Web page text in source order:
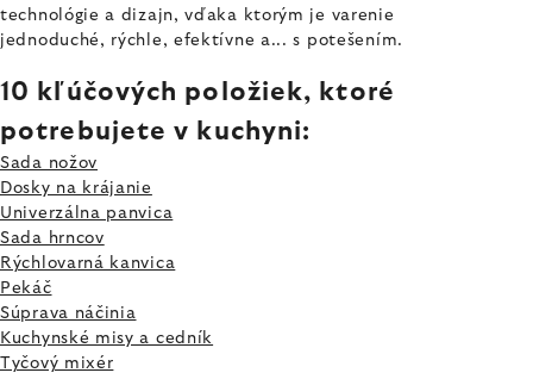
technológie a dizajn, vďaka ktorým je varenie
jednoduché, rýchle, efektívne a... s potešením.
10 kľúčových položiek, ktoré
potrebujete v kuchyni:
Sada nožov
Dosky na krájanie
Univerzálna panvica
Sada hrncov
Rýchlovarná kanvica
Pekáč
Súprava náčinia
Kuchynské misy a cedník
Tyčový mixér